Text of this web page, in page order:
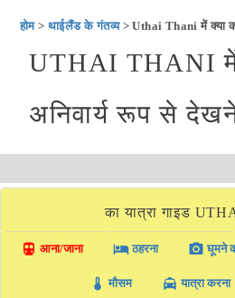
होम>थाईलैंड के गंतव्य> Uthai Thani में क्या
UTHAI THANI
अनिवार्य रूप से
का यात्रा गाइड
directions_transit आना/जाना local_hotelठहरना photo_camera घूमने
thermostat मौसम local_taxi यात्रा करना